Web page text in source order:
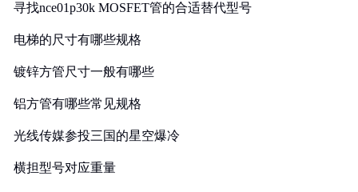
寻找nce01p30k MOSFET管的合适替代型号
电梯的尺寸有哪些规格
镀锌方管尺寸一般有哪些
铝方管有哪些常见规格
光线传媒参投三国的星空爆冷
横担型号对应重量